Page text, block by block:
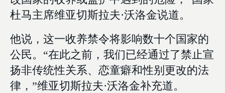
杜马主席维亚切斯拉夫·沃洛金说道。
他说，这一收养禁令将影响数十个国家的
公民。“在此之前，我们已经通过了禁止宣
扬非传统性关系、恋童癖和性别更改的法
律，”维亚切斯拉夫·沃洛金补充道。